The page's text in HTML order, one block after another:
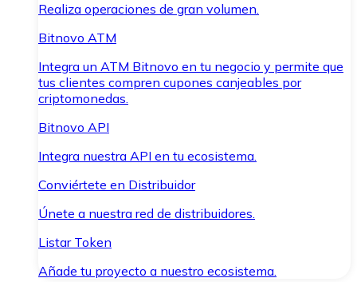
Realiza operaciones de gran volumen.
Bitnovo ATM
Integra un ATM Bitnovo en tu negocio y permite que
tus clientes compren cupones canjeables por
criptomonedas.
Bitnovo API
Integra nuestra API en tu ecosistema.
Conviértete en Distribuidor
Únete a nuestra red de distribuidores.
Listar Token
Añade tu proyecto a nuestro ecosistema.